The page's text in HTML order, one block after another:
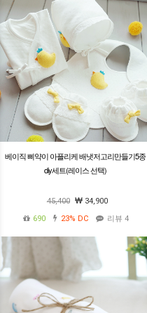
베이직 삐약이 아플리케 배냇저고리만들기5종
diy세트(레이스 선택)
45,400
34,900
690
23% DC 리뷰 4